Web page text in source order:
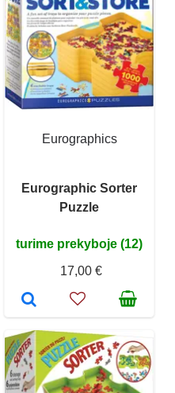
Eurographics
Eurographic Sorter
Puzzle
turime prekyboje (12)
17,00 €